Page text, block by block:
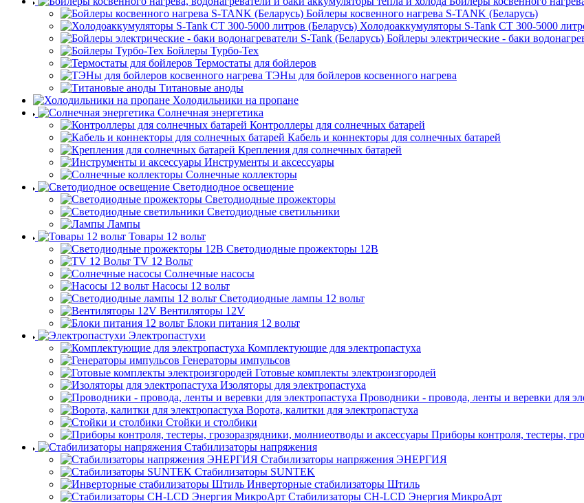
Бойлеры косвенного нагрева S-TANK (Беларусь)
Холодоаккумуляторы S-Tank СТ 300-5000
Бойлеры электрические - баки
Бойлеры Турбо-Тех
Термостаты для бойлеров
ТЭНы для бойлеров косвенного нагрева
Титановые аноды
Холодильники на пропане
Солнечная энергетика
Контроллеры для солнечных батарей
Кабель и коннекторы для солнечных батарей
Крепления для солнечных батарей
Инструменты и аксессуары
Солнечные коллекторы
Светодиодное освещение
Светодиодные прожекторы
Светодиодные светильники
Лампы
Товары 12 вольт
Светодиодные прожекторы 12В
TV 12 Вольт
Солнечные насосы
Насосы 12 вольт
Светодиодные лампы 12 вольт
Вентиляторы 12V
Блоки питания 12 вольт
Электропастухи
Комплектующие для электропастуха
Генераторы импульсов
Готовые комплекты электроизгородей
Изоляторы для электропастуха
Проводники - провода, ленты и веревки для
Ворота, калитки для электропастуха
Стойки и столбики
Приборы контроля, тестеры,
Стабилизаторы напряжения
Стабилизаторы напряжения ЭНЕРГИЯ
Стабилизаторы SUNTEK
Инверторные стабилизаторы Штиль
Стабилизаторы СН-LCD Энepгия МикроАрт